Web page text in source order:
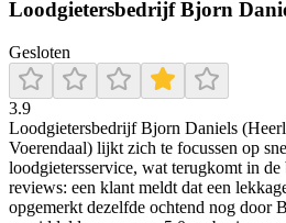
Loodgietersbedrijf Bjorn
Gesloten
3.9
Loodgietersbedrijf Bjorn Daniels
Voerendaal) lijkt zich te focussen op
loodgietersservice, wat terugkomt in de
reviews: een klant meldt dat een
opgemerkt dezelfde ochtend nog door